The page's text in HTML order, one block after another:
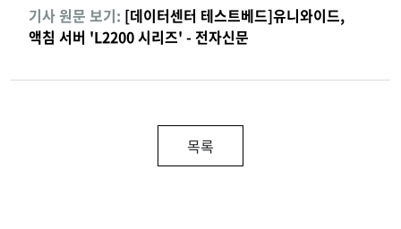
기사 원문 보기: [데이터센터 테스트베드]유니와이드,
액침 서버 'L2200 시리즈' - 전자신문
목록